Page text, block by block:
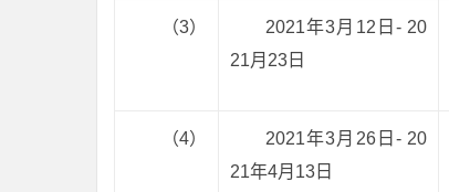
（3）
2021年3月12日- 20
21月23日
（4）
2021年3月26日- 20
21年4月13日